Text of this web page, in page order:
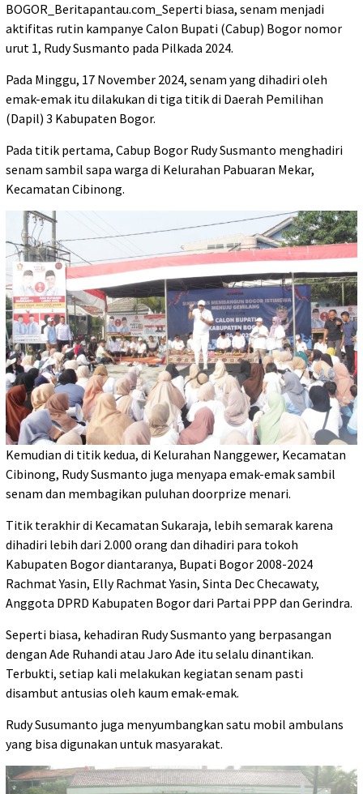
BOGOR_Beritapantau.com_Seperti biasa, senam menjadi
aktifitas rutin kampanye Calon Bupati (Cabup) Bogor nomor
urut 1, Rudy Susmanto pada Pilkada 2024.
Pada Minggu, 17 November 2024, senam yang dihadiri oleh
emak-emak itu dilakukan di tiga titik di Daerah Pemilihan
(Dapil) 3 Kabupaten Bogor.
Pada titik pertama, Cabup Bogor Rudy Susmanto menghadiri
senam sambil sapa warga di Kelurahan Pabuaran Mekar,
Kecamatan Cibinong.
Kemudian di titik kedua, di Kelurahan Nanggewer, Kecamatan
Cibinong, Rudy Susmanto juga menyapa emak-emak sambil
senam dan membagikan puluhan doorprize menari.
Titik terakhir di Kecamatan Sukaraja, lebih semarak karena
dihadiri lebih dari 2.000 orang dan dihadiri para tokoh
Kabupaten Bogor diantaranya, Bupati Bogor 2008-2024
Rachmat Yasin, Elly Rachmat Yasin, Sinta Dec Checawaty,
Anggota DPRD Kabupaten Bogor dari Partai PPP dan Gerindra.
Seperti biasa, kehadiran Rudy Susmanto yang berpasangan
dengan Ade Ruhandi atau Jaro Ade itu selalu dinantikan.
Terbukti, setiap kali melakukan kegiatan senam pasti
disambut antusias oleh kaum emak-emak.
Rudy Susumanto juga menyumbangkan satu mobil ambulans
yang bisa digunakan untuk masyarakat.